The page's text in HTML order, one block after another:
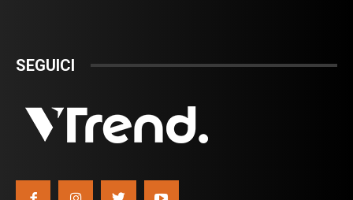
SEGUICI